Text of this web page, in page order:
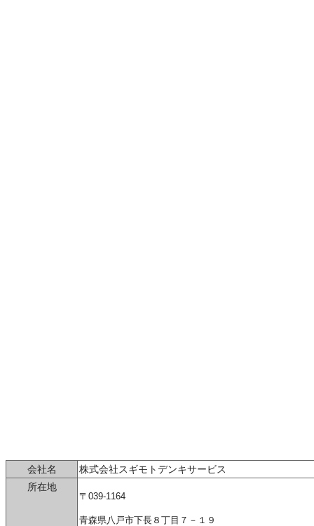
会社名
株式会社スギモトデンキサービス
所在地
〒039-1164
青森県八戸市下長８丁目７－１９